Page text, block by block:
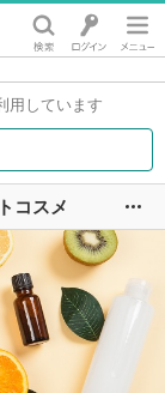
用しています
コスメ